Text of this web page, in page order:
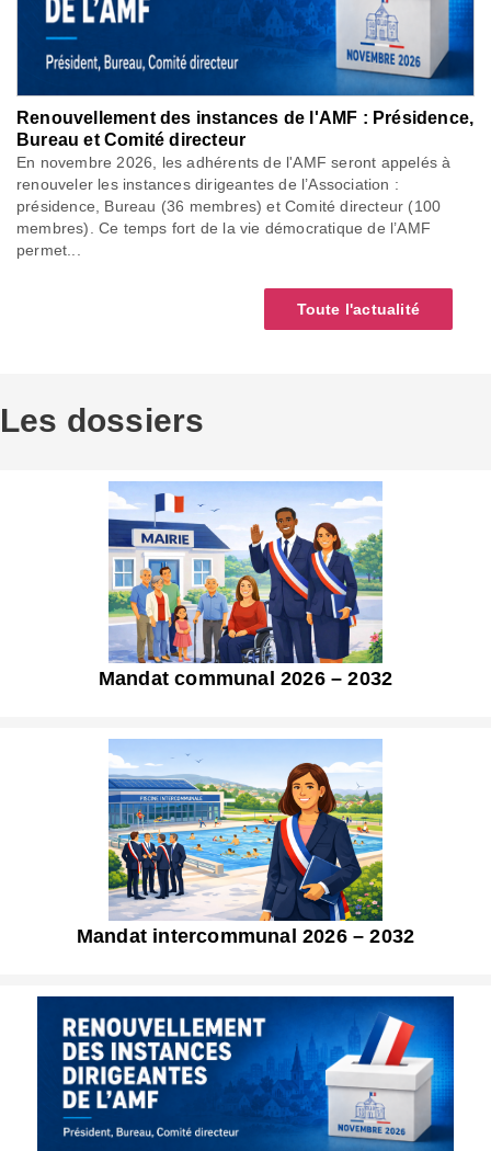
Renouvellement des instances de l'AMF : Présidence,
Bureau et Comité directeur
En novembre 2026, les adhérents de l'AMF seront appelés à
renouveler les instances dirigeantes de l’Association :
présidence, Bureau (36 membres) et Comité directeur (100
membres). Ce temps fort de la vie démocratique de l’AMF
permet...
Toute l'actualité
Les dossiers
Mandat communal 2026 – 2032
Mandat intercommunal 2026 – 2032